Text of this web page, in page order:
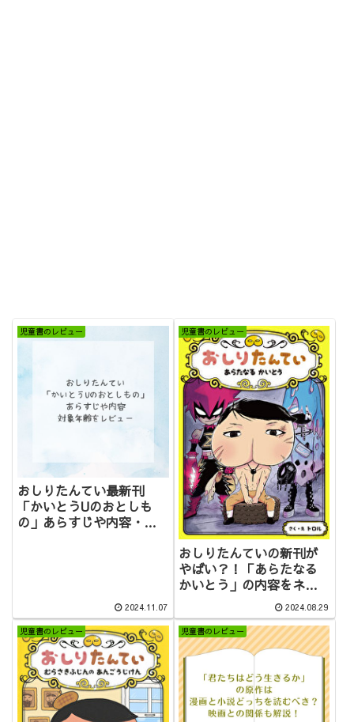
児童書のレビュー
おしりたんてい最新刊
「かいとうUのおとしも
の」あらすじや内容・対
2024.11.07
児童書のレビュー
おしりたんていの新刊が
やばい？！「あらたなる
かいとう」の内容をネタ
バレなしでレビュー！2024.08.29
児童書のレビュー 児童書のレビュー